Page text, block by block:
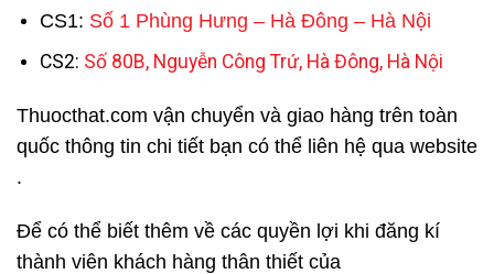
CS1: Số 1 Phùng Hưng – Hà Đông – Hà Nội
CS2: Số 80B, Nguyễn Công Trứ, Hà Đông, Hà Nội
Thuocthat.com vận chuyển và giao hàng trên toàn
quốc thông tin chi tiết bạn có thể liên hệ qua website
.
Để có thể biết thêm về các quyền lợi khi đăng kí
thành viên khách hàng thân thiết của